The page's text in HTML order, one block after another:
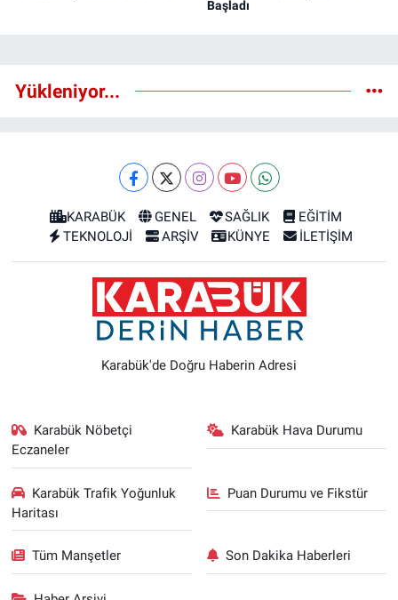
Başladı
Yükleniyor...
KARABÜK GENEL SAĞLIK
EĞİTİM
TEKNOLOJİ
ARŞİV KÜNYE İLETİŞİM
Karabük'de Doğru Haberin Adresi
Karabük Nöbetçi
Eczaneler
Karabük Hava Durumu
Karabük Trafik Yoğunluk
Haritası
Puan Durumu ve Fikstür
Tüm Manşetler Son Dakika Haberleri